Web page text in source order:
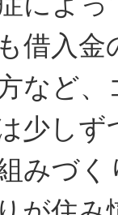
借入
など
少し
みづ